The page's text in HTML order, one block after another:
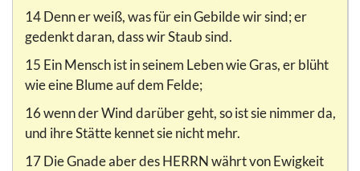
14 Denn er weiß, was für ein Gebilde wir sind; er
gedenkt daran, dass wir Staub sind.
15 Ein Mensch ist in seinem Leben wie Gras, er blüht
wie eine Blume auf dem Felde;
16 wenn der Wind darüber geht, so ist sie nimmer da,
und ihre Stätte kennet sie nicht mehr.
17 Die Gnade aber des HERRN währt von Ewigkeit